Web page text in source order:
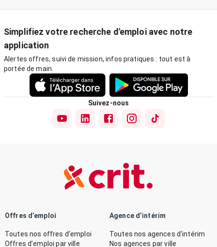
Simplifiez votre recherche d'emploi avec notre
application
Alertes offres, suivi de mission, infos pratiques : tout est à
portée de main.
Suivez-nous
Offres d’emploi
Toutes nos offres d’emploi
Offres d’emploi par ville
Agence d’intérim
Toutes nos agences d’intérim
Nos agences par ville